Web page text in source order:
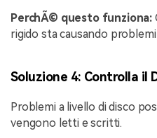
PerchÃ© questo funziona:
rigido sta causando problemi
Soluzione 4: Controlla il
Problemi a livello di disco
vengono letti e scritti.